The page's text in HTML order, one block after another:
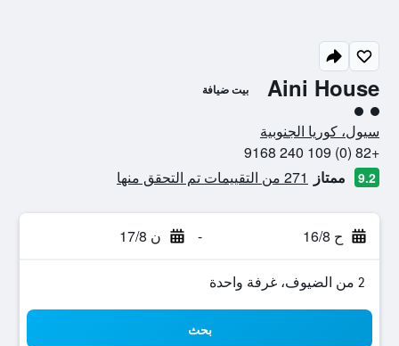
Aini House بيت ضيافة
تقييم فئة 2
سيول، كوريا الجنوبية
+82 (0) 109 240 9168
9.2 ممتاز 271 من التقييمات تم التحقق منها
ح 16/8 - ن 17/8
2 من الضيوف، غرفة واحدة
بحث